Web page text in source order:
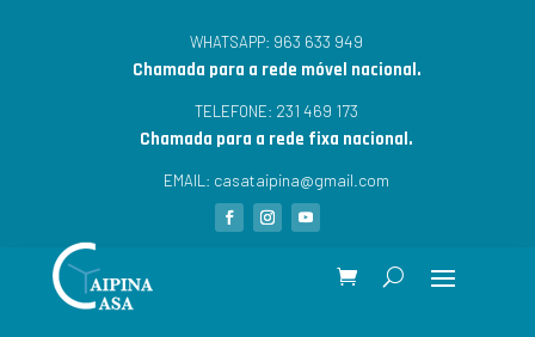
WHATSAPP: 963 633 949
Chamada para a rede móvel nacional.
TELEFONE: 231 469 173
Chamada para a rede fixa nacional.
EMAIL: casataipina@gmail.com